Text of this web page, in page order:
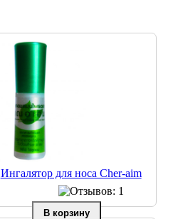
Ингалятор для носа Cher-aim